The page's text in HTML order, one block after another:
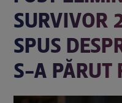
SURVIVOR
SPUS
S-A PĂRUT